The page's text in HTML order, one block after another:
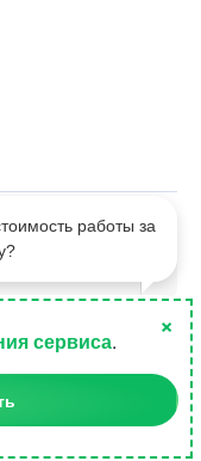
1
работы за
сервиса.
×